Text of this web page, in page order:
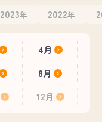
2023年 2022年
4月
8月
12月